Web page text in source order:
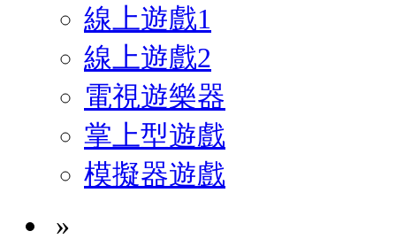
線上遊戲1
線上遊戲2
電視遊樂器
掌上型遊戲
模擬器遊戲
»